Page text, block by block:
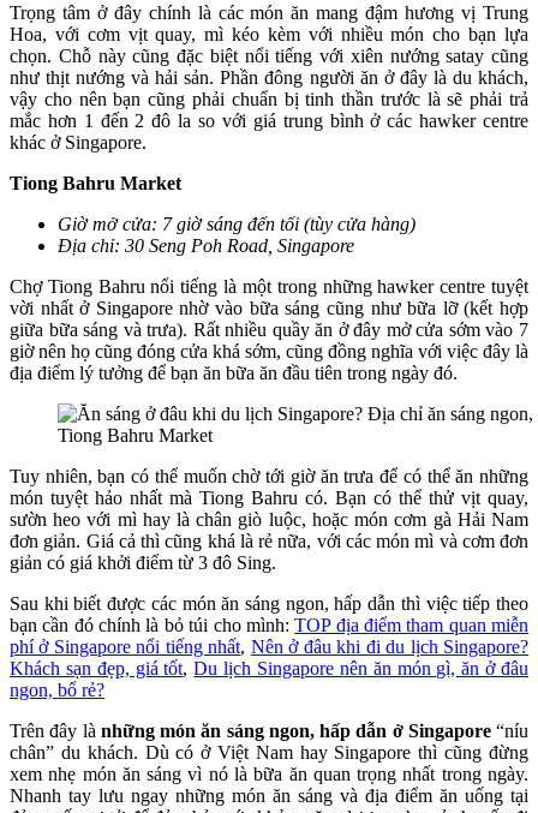
Trọng tâm ở đây chính là các món ăn mang đậm hương vị Trung
Hoa, với cơm vịt quay, mì kéo kèm với nhiều món cho bạn lựa
chọn. Chỗ này cũng đặc biệt nổi tiếng với xiên nướng satay cũng
như thịt nướng và hải sản. Phần đông người ăn ở đây là du khách,
vậy cho nên bạn cũng phải chuẩn bị tinh thần trước là sẽ phải trả
mắc hơn 1 đến 2 đô la so với giá trung bình ở các hawker centre
khác ở Singapore.
Tiong Bahru Market
Giờ mở cửa: 7 giờ sáng đến tối (tùy cửa hàng)
Địa chỉ: 30 Seng Poh Road, Singapore
Chợ Tiong Bahru nổi tiếng là một trong những hawker centre tuyệt
vời nhất ở Singapore nhờ vào bữa sáng cũng như bữa lỡ (kết hợp
giữa bữa sáng và trưa). Rất nhiều quầy ăn ở đây mở cửa sớm vào 7
giờ nên họ cũng đóng cửa khá sớm, cũng đồng nghĩa với việc đây là
địa điểm lý tưởng để bạn ăn bữa ăn đầu tiên trong ngày đó.
Tiong Bahru Market
Tuy nhiên, bạn có thể muốn chờ tới giờ ăn trưa để có thể ăn những
món tuyệt hảo nhất mà Tiong Bahru có. Bạn có thể thử vịt quay,
sườn heo với mì hay là chân giò luộc, hoặc món cơm gà Hải Nam
đơn giản. Giá cả thì cũng khá là rẻ nữa, với các món mì và cơm đơn
giản có giá khởi điểm từ 3 đô Sing.
Sau khi biết được các món ăn sáng ngon, hấp dẫn thì việc tiếp theo
bạn cần đó chính là bỏ túi cho mình:TOP địa điểm tham quan miễn
phí ở Singapore nổi tiếng nhất, Nên ở đâu khi đi du lịch Singapore?
Khách sạn đẹp, giá tốt,Du lịch Singapore nên ăn món gì, ăn ở đâu
ngon, bổ rẻ?
Trên đây là những món ăn sáng ngon, hấp dẫn ở Singapore “níu
chân” du khách. Dù có ở Việt Nam hay Singapore thì cũng đừng
xem nhẹ món ăn sáng vì nó là bữa ăn quan trọng nhất trong ngày.
Nhanh tay lưu ngay những món ăn sáng và địa điểm ăn uống tại